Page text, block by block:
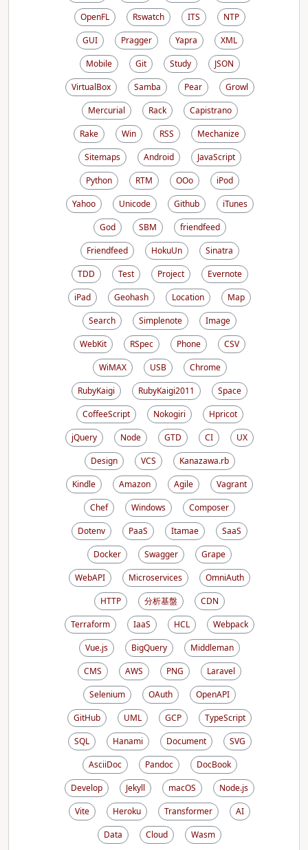
OpenFL
Rswatch ITS
NTP
GUI
Pragger Yapra
XML
Mobile
Git Study
JSON
VirtualBox
Samba Pear
Growl
Mercurial
Rack
Capistrano
Rake
Win RSS
Mechanize
Sitemaps
Android
JavaScript
Python
RTM OOo
iPod
Yahoo
Unicode Github
iTunes
God
SBM
friendfeed
Friendfeed
HokuUn
Sinatra
TDD
Test Project
Evernote
iPad
Geohash Location
Map
Search
Simplenote
Image
WebKit
RSpec Phone
CSV
WiMAX
USB
Chrome
RubyKaigi
RubyKaigi2011
Space
CoffeeScript
Nokogiri
Hpricot
jQuery
Node GTD CI
UX
Design
VCS
Kanazawa.rb
Kindle
Amazon Agile
Vagrant
Chef
Windows
Composer
Dotenv
PaaS Itamae
SaaS
Docker
Swagger
Grape
WebAPI
Microservices
OmniAuth
HTTP
分析基盤
CDN
Terraform
IaaS HCL
Webpack
Vue.js
BigQuery
Middleman
CMS
AWS PNG
Laravel
Selenium
OAuth
OpenAPI
GitHub
UML GCP
TypeScript
SQL
Hanami Document
SVG
AsciiDoc
Pandoc
DocBook
Develop
Jekyll macOS
Node.js
Vite
Heroku Transformer
AI
Data
Cloud Wasm